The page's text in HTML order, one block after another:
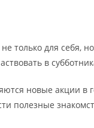
только для себя,
в
новые акции в
полезные